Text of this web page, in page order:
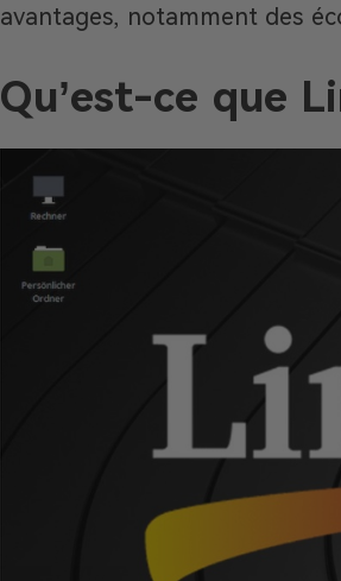
avantages, notamment des
Qu’est-ce que